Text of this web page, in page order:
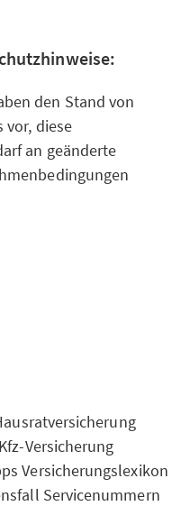
den Stand von
vor, diese
an geänderte
Kfz-Versicherung
Versicherungslexikon
Servicenummern